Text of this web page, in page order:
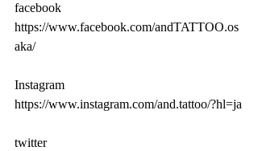
facebook
https://www.facebook.com/andTATTOO.os
aka/
Instagram
https://www.instagram.com/and.tattoo/?hl=ja
twitter